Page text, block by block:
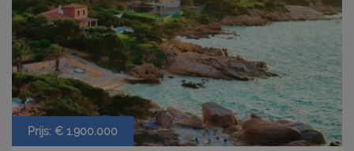
Prijs: € 1.900.000